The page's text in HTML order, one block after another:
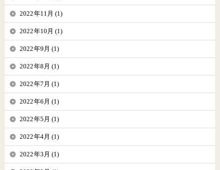
2022年11月 (1)
2022年10月 (1)
2022年9月 (1)
2022年8月 (1)
2022年7月 (1)
2022年6月 (1)
2022年5月 (1)
2022年4月 (1)
2022年3月 (1)